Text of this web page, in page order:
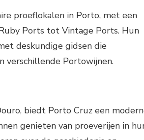
proeflokalen in Porto, met een
Ports tot Vintage Ports. Hun
deskundige gidsen die
verschillende Portowijnen.
biedt Porto Cruz een
genieten van proeverijen in